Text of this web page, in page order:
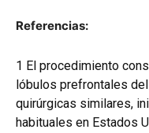
Referencias:
1 El procedimiento
lóbulos prefrontales
quirúrgicas similares,
habituales en Estados